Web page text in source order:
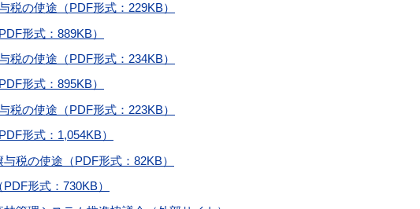
の使途（PDF形式：229KB）
形式：889KB）
の使途（PDF形式：234KB）
形式：895KB）
の使途（PDF形式：223KB）
形式：1,054KB）
税の使途（PDF形式：82KB）
形式：730KB）